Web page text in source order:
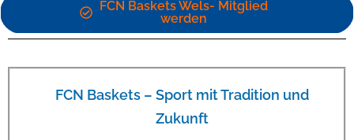
FCN Baskets Wels- Mitglied
werden
FCN Baskets – Sport mit Tradition und
Zukunft